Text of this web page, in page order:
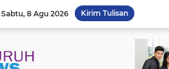
Sabtu 8 Agu 2026 Kirim Tulisan